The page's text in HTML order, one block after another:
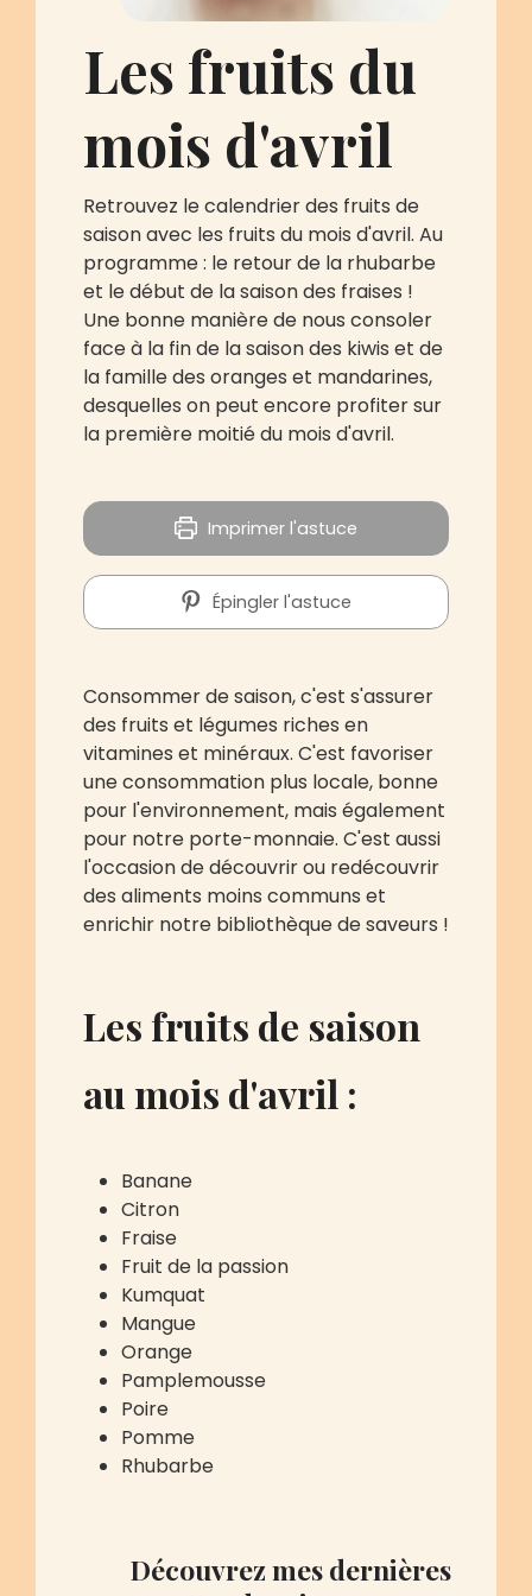
Les fruits du
mois d'avril
Retrouvez le calendrier des fruits de
saison avec les fruits du mois d'avril. Au
programme : le retour de la rhubarbe
et le début de la saison des fraises !
Une bonne manière de nous consoler
face à la fin de la saison des kiwis et de
la famille des oranges et mandarines,
desquelles on peut encore profiter sur
la première moitié du mois d'avril.
Imprimer l'astuce
Épingler l'astuce
Consommer de saison, c'est s'assurer
des fruits et légumes riches en
vitamines et minéraux. C'est favoriser
une consommation plus locale, bonne
pour l'environnement, mais également
pour notre porte-monnaie. C'est aussi
l'occasion de découvrir ou redécouvrir
des aliments moins communs et
enrichir notre bibliothèque de saveurs !
Les fruits de saison
au mois d'avril :
Banane
Citron
Fraise
Fruit de la passion
Kumquat
Mangue
Orange
Pamplemousse
Poire
Pomme
Rhubarbe
Découvrez mes dernières